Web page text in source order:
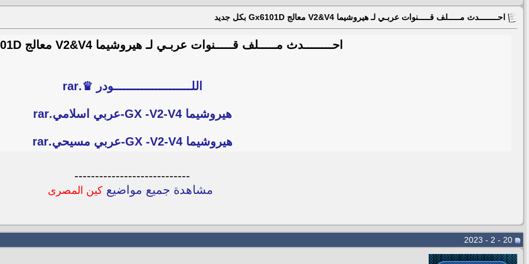
احــــــــدث مـــــلف قـــــنوات عربـي لـ هيروشيما V2&V4 معالج Gx6101D بكل جديد
احــــــــدث مـــــلف قـــــنوات عربـي لـ هيروشيما V2&V4 معالج Gx6101D بكل جديد
اللــــــــــــــــــــــودر ♛.rar
هيروشيما GX -V2-V4-عربي اسلامي.rar
هيروشيما GX -V2-V4-عربي مسيحي.rar
----------------------------
مشاهدة جميع مواضيع كين المصرى